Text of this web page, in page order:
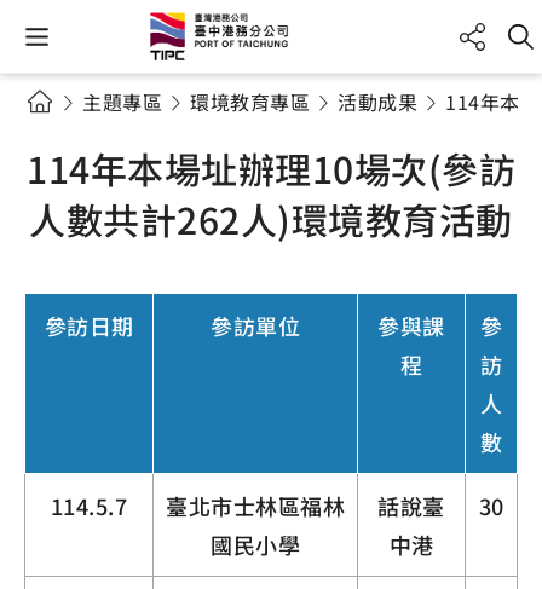
主題專區 環境教育專區 活動成果 114年本
114年本場址辦理10場次(參訪
人數共計262人)環境教育活動
參訪日期 參訪單位
參與課
程
參
訪
人
數
114.5.7
臺北市士林區福林
國民小學
話說臺
中港
30